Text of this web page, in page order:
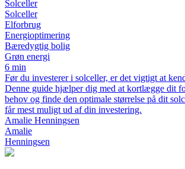
Solceller
Solceller
Elforbrug
Energioptimering
Bæredygtig bolig
Grøn energi
6 min
Før du investerer i solceller, er det vigtigt at
Denne guide hjælper dig med at kortlægge dit
behov og finde den optimale størrelse på dit
får mest muligt ud af din investering.
Amalie Henningsen
Amalie
Henningsen